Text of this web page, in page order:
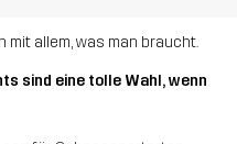
allem, was man braucht.
sind eine tolle Wahl, wenn